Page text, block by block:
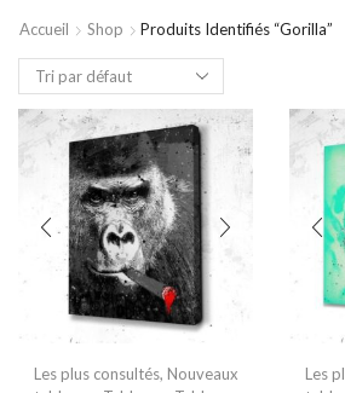
Accueil Shop Produits Identifiés “gorilla”
Les plus consultés, Nouveaux
Les